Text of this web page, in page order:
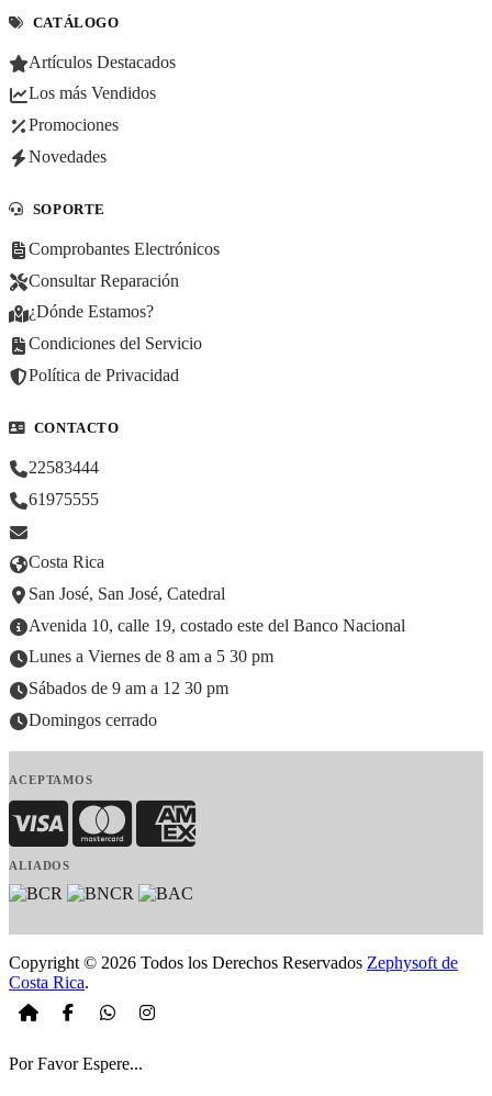
CATÁLOGO
Artículos Destacados
Los más Vendidos
Promociones
Novedades
SOPORTE
Comprobantes Electrónicos
Consultar Reparación
¿Dónde Estamos?
Condiciones del Servicio
Política de Privacidad
CONTACTO
22583444
61975555
Costa Rica
San José, San José, Catedral
Avenida 10, calle 19, costado este del Banco Nacional
Lunes a Viernes de 8 am a 5 30 pm
Sábados de 9 am a 12 30 pm
Domingos cerrado
ACEPTAMOS
Visa MasterCardAmerican Express
ALIADOS
Copyright © 2026 Todos los Derechos Reservados Zephysoft de
Costa Rica.
Por Favor Espere...